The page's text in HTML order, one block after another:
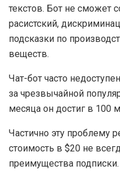
текстов. Бот не сможет
расистский,
подсказки по
веществ.
Чат-бот часто
за чрезвычайной
месяца он достиг в 100
Частично эту проблему
стоимость в $20 не
преимущества подписки.